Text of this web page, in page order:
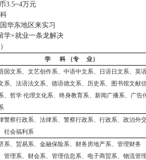
3.5~4万元
华东地区来实习
学+就业一条龙解决
学 科 （专 业）
国文系、文艺创作系、中语中文系、日语日文系、英
系、法语法文系、德语德文系、历史系、图书馆文献
、哲学 伦理文化系、终身教育系、新闻广播系、广告
警察行政系、法律系、警察行政系、行政系、政治外
社会福利系
系、贸易系、金融保险系、财务房地产系、管理财务
管理系、财会系、管理信息系、电子商贸系、物流管